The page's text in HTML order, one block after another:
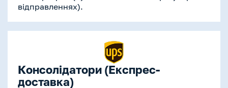
відправленнях).
Консолідатори (Експрес-
доставка)